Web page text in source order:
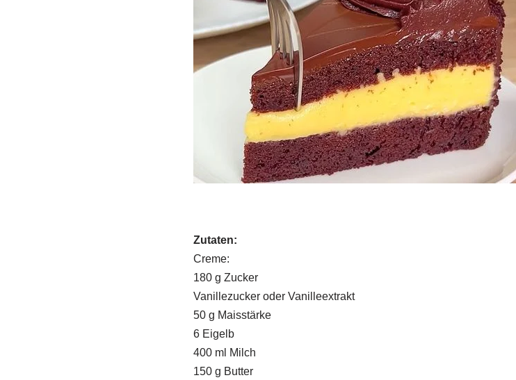
Zutaten:
Creme:
180 g Zucker
Vanillezucker oder Vanilleextrakt
50 g Maisstärke
6 Eigelb
400 ml Milch
150 g Butter